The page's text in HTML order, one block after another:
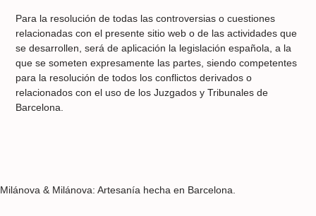
Para la resolución de todas las controversias o cuestiones
relacionadas con el presente sitio web o de las actividades que
se desarrollen, será de aplicación la legislación española, a la
que se someten expresamente las partes, siendo competentes
para la resolución de todos los conflictos derivados o
relacionados con el uso de los Juzgados y Tribunales de
Barcelona.
Milánova & Milánova: Artesanía hecha en Barcelona.